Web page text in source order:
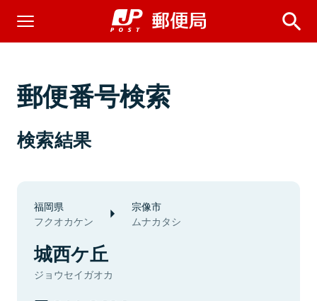
郵便番号検索
検索結果
福岡県
フクオカケン
宗像市
ムナカタシ
城西ケ丘
ジョウセイガオカ